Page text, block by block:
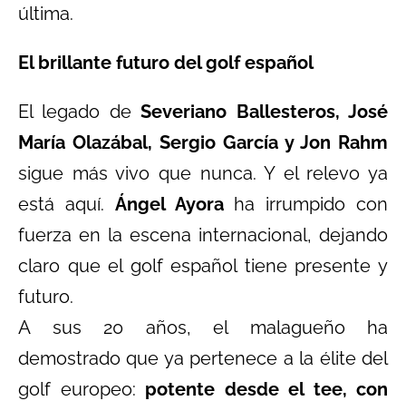
última.
El brillante futuro del golf español
El legado deSeveriano Ballesteros, José
María Olazábal, Sergio García y Jon Rahm
sigue más vivo que nunca. Y el relevo ya
está aquí. Ángel Ayoraha irrumpido con
fuerza en la escena internacional, dejando
claro que el golf español tiene presente y
futuro.
A sus 20 años, el malagueño ha
demostrado que ya pertenece a la élite del
golf europeo: potente desde el tee, con